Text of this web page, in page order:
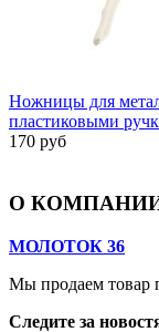
Ножницы для
пластиковыми
170 руб
О
МОЛОТОК 36
Мы продаем товар
Следите за